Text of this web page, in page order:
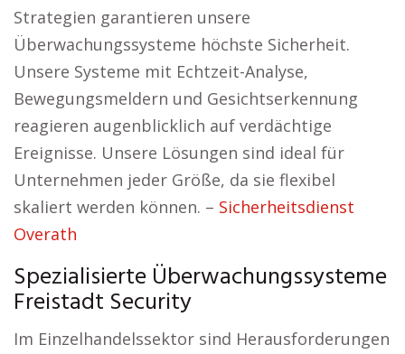
Strategien garantieren unsere
Überwachungssysteme höchste Sicherheit.
Unsere Systeme mit Echtzeit-Analyse,
Bewegungsmeldern und Gesichtserkennung
reagieren augenblicklich auf verdächtige
Ereignisse. Unsere Lösungen sind ideal für
Unternehmen jeder Größe, da sie flexibel
skaliert werden können. – Sicherheitsdienst
Overath
Spezialisierte Überwachungssysteme
Freistadt Security
Im Einzelhandelssektor sind Herausforderungen